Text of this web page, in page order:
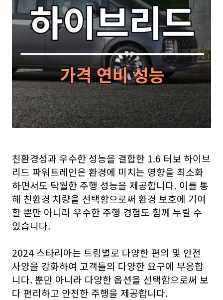
친환경성과 우수한 성능을 결합한 1.6 터보 하이브
리드 파워트레인은 환경에 미치는 영향을 최소화
하면서도 탁월한 주행 성능을 제공합니다. 이를 통
해 친환경 차량을 선택함으로써 환경 보호에 기여
할 뿐만 아니라 우수한 주행 경험도 함께 누릴 수
있습니다.
2024 스타리아는 트림별로 다양한 편의 및 안전
사양을 강화하여 고객들의 다양한 요구에 부응합
니다. 뿐만 아니라 다양한 옵션을 선택함으로써 보
다 편리하고 안전한 주행을 제공합니다.